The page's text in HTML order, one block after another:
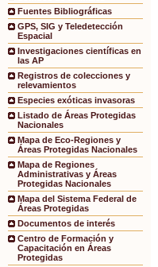
Fuentes Bibliográficas
GPS, SIG y Teledetección
Espacial
Investigaciones científicas en
las AP
Registros de colecciones y
relevamientos
Especies exóticas invasoras
Listado de Áreas Protegidas
Nacionales
Mapa de Eco-Regiones y
Áreas Protegidas Nacionales
Mapa de Regiones
Administrativas y Áreas
Protegidas Nacionales
Mapa del Sistema Federal de
Áreas Protegidas
Documentos de interés
Centro de Formación y
Capacitación en Áreas
Protegidas